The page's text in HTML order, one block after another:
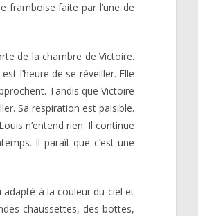
framboise faite par l’une de
de la chambre de Victoire.
l’heure de se réveiller. Elle
Tandis que Victoire
Sa respiration est paisible.
n’entend rien. Il continue
Il paraît que c’est une
à la couleur du ciel et
chaussettes, des bottes,